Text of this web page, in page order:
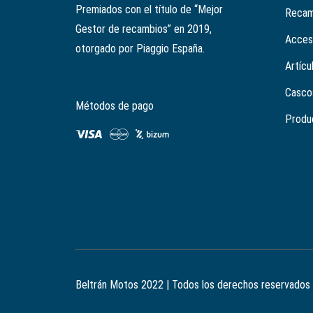
Premiados con el título de “Mejor
Gestor de recambios” en 2019,
otorgado por Piaggio España.
Métodos de pago
Beltrán Motos 2022 | Todos los derechos reservados